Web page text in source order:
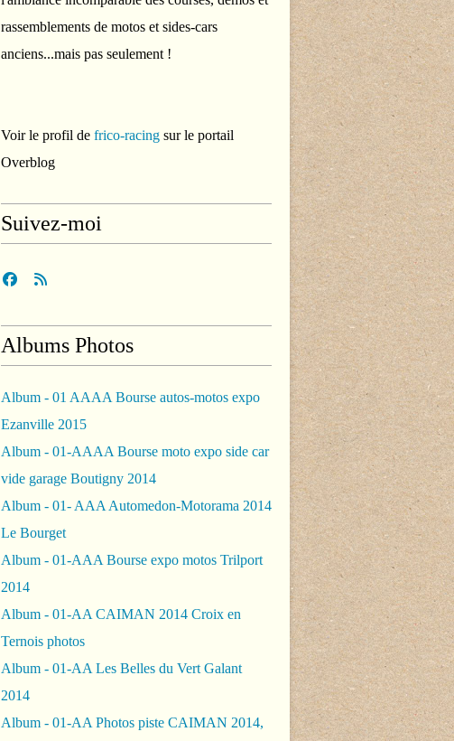
rassemblements de motos et sides-cars
anciens...mais pas seulement !
Voir le profil de frico-racing sur le portail
Overblog
Suivez-moi
Albums Photos
Album - 01 AAAA Bourse autos-motos expo
Ezanville 2015
Album - 01-AAAA Bourse moto expo side car
vide garage Boutigny 2014
Album - 01- AAA Automedon-Motorama 2014
Le Bourget
Album - 01-AAA Bourse expo motos Trilport
2014
Album - 01-AA CAIMAN 2014 Croix en
Ternois photos
Album - 01-AA Les Belles du Vert Galant
2014
Album - 01-AA Photos piste CAIMAN 2014,